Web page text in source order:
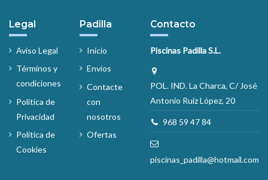
Legal
Aviso Legal
Términos y
condiciones
Política de
Privacidad
Política de
Cookies
Padilla
Inicio
Envíos
Contacte
con
nosotros
Ofertas
Contacto
Piscinas Padilla S.L.
POL. IND. La Charca, C/ José
Antonio Ruiz López, 20
968 59 47 84
piscinas_padilla@hotmail.com